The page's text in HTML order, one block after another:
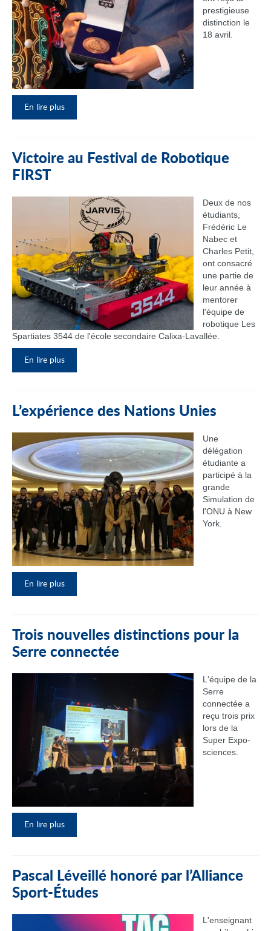
prestigieuse
distinction le
18 avril.
En lire plus
Victoire au Festival de Robotique
FIRST
Deux de nos
étudiants,
Frédéric Le
Nabec et
Charles Petit,
ont consacré
une partie de
leur année à
mentorer
l'équipe de
robotique Les
Spartiates 3544 de l'école secondaire Calixa-Lavallée.
En lire plus
L’expérience des Nations Unies
Une
délégation
étudiante a
participé à la
grande
Simulation de
l'ONU à New
York.
En lire plus
Trois nouvelles distinctions pour la
Serre connectée
L'équipe de la
Serre
connectée a
reçu trois prix
lors de la
Super Expo-
sciences.
En lire plus
Pascal Léveillé honoré par l’Alliance
Sport-Études
L'enseignant